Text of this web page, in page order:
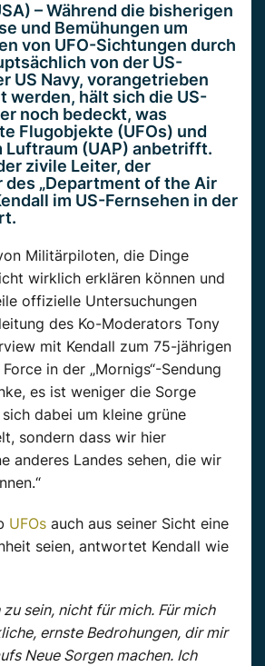
– Während die bisherigen
und Bemühungen um
von UFO-Sichtungen durch
von der US-
US Navy, vorangetrieben
werden, hält sich die US-
noch bedeckt, was
Flugobjekte (UFOs) und
Luftraum (UAP) anbetrifft.
zivile Leiter, der
„Department of the Air
im US-Fernsehen in der
Militärpiloten, die Dinge
wirklich erklären können und
offizielle Untersuchungen
des Ko-Moderators Tony
mit Kendall zum 75-jährigen
in der „Mornigs“-Sendung
es ist weniger die Sorge
dabei um kleine grüne
sondern dass wir hier
anderes Landes sehen, die wir
UFOs auch aus seiner Sicht eine
seien, antwortet Kendall wie
zu sein, nicht für mich. Für mich
ernste Bedrohungen, dir mir
Neue Sorgen machen. Ich